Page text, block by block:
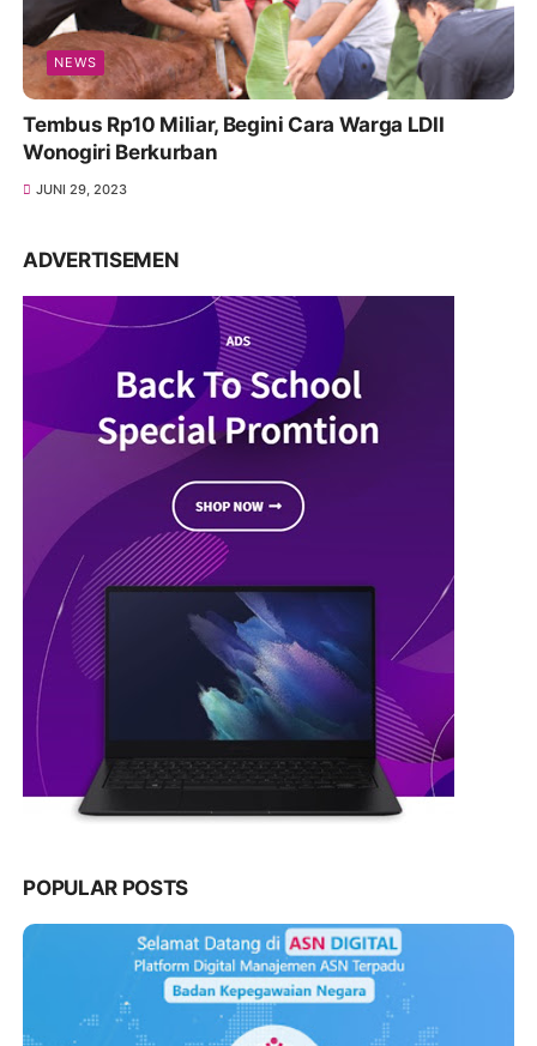
NEWS
Tembus Rp10 Miliar, Begini Cara Warga LDII
Wonogiri Berkurban
JUNI 29, 2023
ADVERTISEMEN
POPULAR POSTS